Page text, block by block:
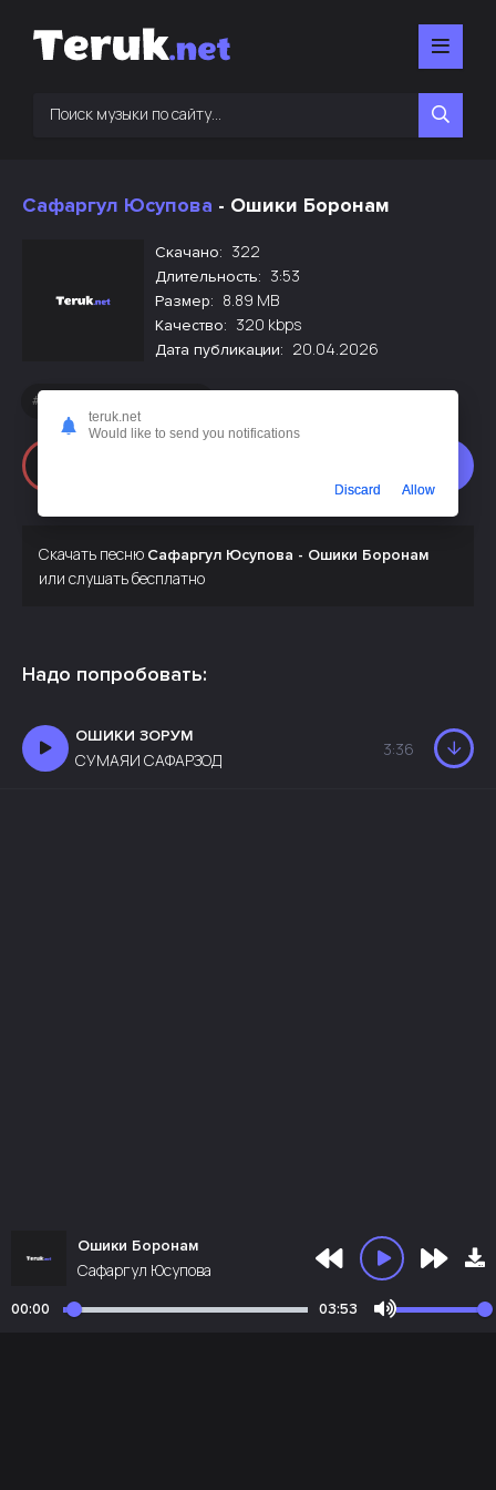
Сафаргул Юсупова - Ошики Боронам
Скачано: 322
Длительность: 3:53
Размер: 8.89 MB
Качество: 320 kbps
Дата публикации: 20.04.2026
Скачать песню Сафаргул Юсупова - Ошики Боронам
или слушать бесплатно
Надо попробовать:
ОШИКИ ЗОРУМ
СУМАЯИ САФАРЗОД
3:36
Ошики Боронам
Сафаргул Юсупова
00:00 03:53
teruk.net
Would like to send you notifications
Discard Allow